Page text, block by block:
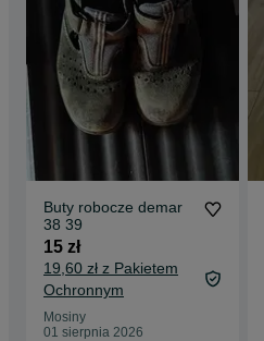
Buty robocze demar
38 39
15 zł
19,60 zł z Pakietem
Ochronnym
Mosiny
01 sierpnia 2026